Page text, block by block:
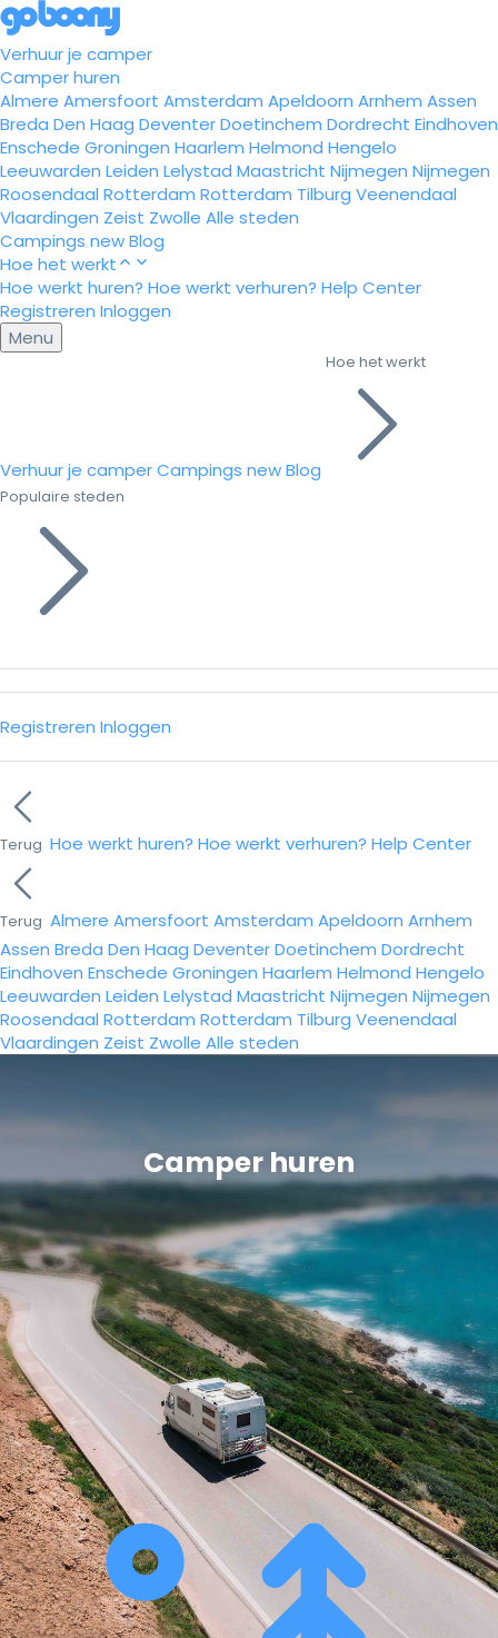
Verhuur je camper
Camper huren
Almere Amersfoort Amsterdam Apeldoorn Arnhem Assen
Breda Den Haag DeventerDoetinchem Dordrecht Eindhoven
Enschede Groningen Haarlem Helmond Hengelo
Leeuwarden Leiden Lelystad Maastricht Nijmegen Nijmegen
Roosendaal Rotterdam Rotterdam Tilburg Veenendaal
Vlaardingen Zeist Zwolle Alle steden
Campings newBlog
Hoe het werkt
Hoe werkt huren? Hoe werkt verhuren? Help Center
Registreren Inloggen
Menu
Verhuur je camperCampings newBlog
Hoe het werkt
Populaire steden
Registreren Inloggen
Terug Hoe werkt huren? Hoe werkt verhuren? Help Center
Terug Almere Amersfoort Amsterdam Apeldoorn Arnhem
Assen Breda Den Haag DeventerDoetinchem Dordrecht
Eindhoven Enschede Groningen Haarlem Helmond Hengelo
Leeuwarden Leiden Lelystad Maastricht Nijmegen Nijmegen
Roosendaal Rotterdam Rotterdam Tilburg Veenendaal
Vlaardingen Zeist Zwolle Alle steden
Camper huren